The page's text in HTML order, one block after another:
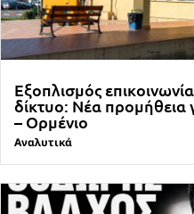
Εξοπλισμός
δίκτυο: Νέα προμήθεια
– Ορμένιο
Αναλυτικά